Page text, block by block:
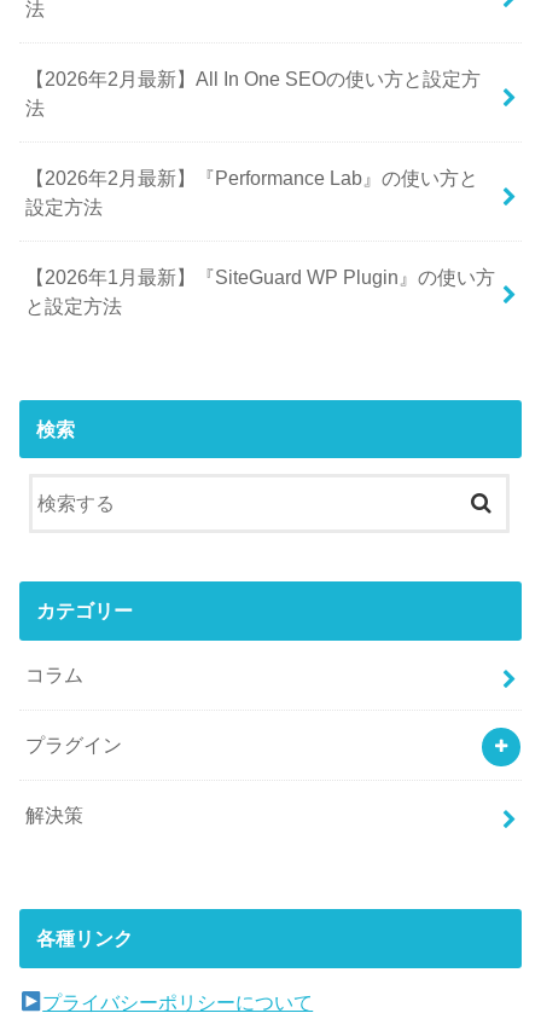
法
【2026年2月最新】All In One SEOの使い方と設定方
法
【2026年2月最新】『Performance Lab』の使い方と
設定方法
【2026年1月最新】『SiteGuard WP Plugin』の使い方
と設定方法
検索
カテゴリー
コラム
プラグイン
解決策
各種リンク
プライバシーポリシーについて